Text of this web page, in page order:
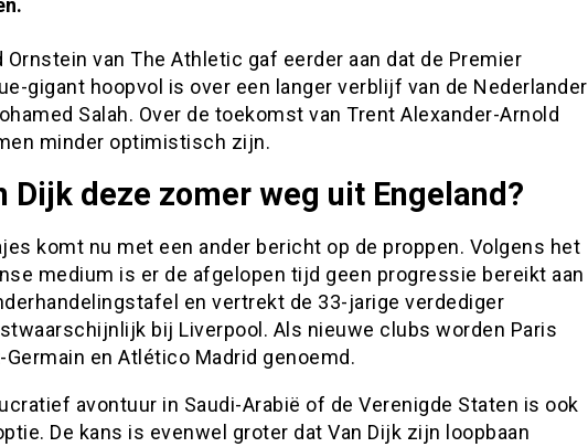
Ornstein van The Athletic gaf eerder aan dat de Premier
gigant hoopvol is over een langer verblijf van de Nederlander
Salah. Over de toekomst van Trent Alexander-Arnold
minder optimistisch zijn.
Dijk deze zomer weg uit Engeland?
komt nu met een ander bericht op de proppen. Volgens het
medium is er de afgelopen tijd geen progressie bereikt aan
en vertrekt de 33-jarige verdediger
bij Liverpool. Als nieuwe clubs worden Paris
Germain en Atlético Madrid genoemd.
avontuur in Saudi-Arabië of de Verenigde Staten is ook
De kans is evenwel groter dat Van Dijk zijn loopbaan